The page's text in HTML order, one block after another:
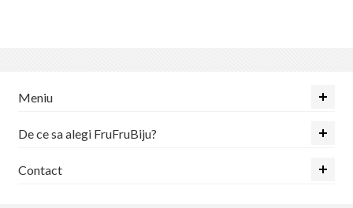
Meniu
De ce sa alegi FruFruBiju?
Contact